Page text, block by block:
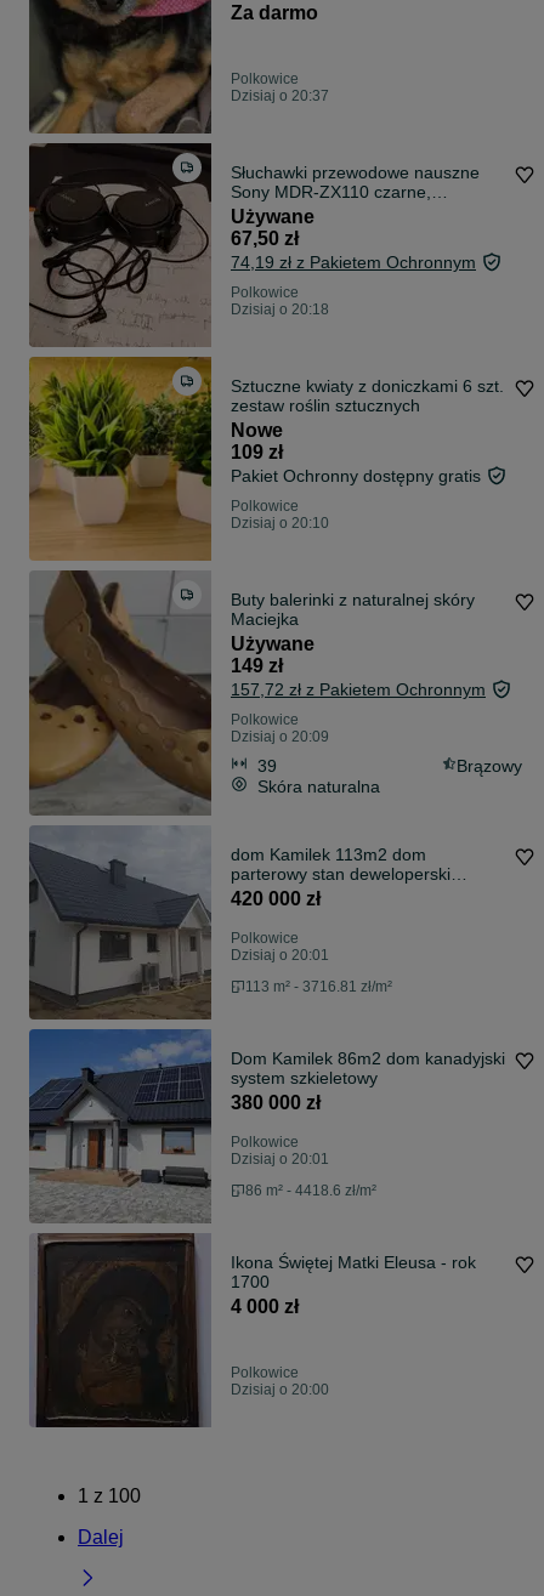
Za darmo
Polkowice
Dzisiaj o 20:37
Słuchawki przewodowe nauszne
Sony MDR-ZX110 czarne,
składane, lekkie
Używane
67,50 zł
74,19 zł z Pakietem Ochronnym
Polkowice
Dzisiaj o 20:18
Sztuczne kwiaty z doniczkami 6 szt.
zestaw roślin sztucznych
Nowe
109 zł
Pakiet Ochronny dostępny gratis
Polkowice
Dzisiaj o 20:10
Buty balerinki z naturalnej skóry
Maciejka
Używane
149 zł
157,72 zł z Pakietem Ochronnym
Polkowice
Dzisiaj o 20:09
39
Brązowy
Skóra naturalna
dom Kamilek 113m2 dom
parterowy stan deweloperski
system szkieletowy
420 000 zł
Polkowice
Dzisiaj o 20:01
113 m² - 3716.81 zł/m²
Dom Kamilek 86m2 dom kanadyjski
system szkieletowy
380 000 zł
Polkowice
Dzisiaj o 20:01
86 m² - 4418.6 zł/m²
Ikona Świętej Matki Eleusa - rok
1700
4 000 zł
Polkowice
Dzisiaj o 20:00
1 z 100
Dalej